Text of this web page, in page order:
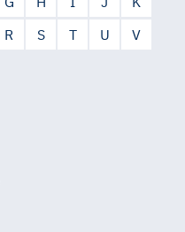
R S T U
V